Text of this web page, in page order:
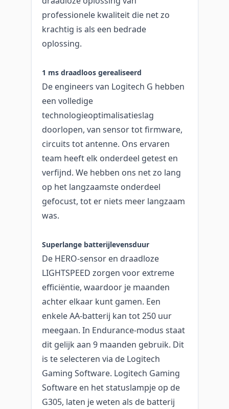
professionele kwaliteit die net zo
krachtig is als een bedrade
oplossing.
1 ms draadloos gerealiseerd
De engineers van Logitech G hebben
een volledige
technologieoptimalisatieslag
doorlopen, van sensor tot firmware,
circuits tot antenne. Ons ervaren
team heeft elk onderdeel getest en
verfijnd. We hebben ons net zo lang
op het langzaamste onderdeel
gefocust, tot er niets meer langzaam
was.
Superlange batterijlevensduur
De HERO-sensor en draadloze
LIGHTSPEED zorgen voor extreme
efficiëntie, waardoor je maanden
achter elkaar kunt gamen. Een
enkele AA-batterij kan tot 250 uur
meegaan. In Endurance-modus staat
dit gelijk aan 9 maanden gebruik. Dit
is te selecteren via de Logitech
Gaming Software. Logitech Gaming
Software en het statuslampje op de
G305, laten je weten als de batterij